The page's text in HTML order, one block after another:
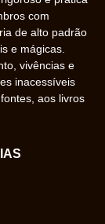
com
de alto padrão
e mágicas.
vivências e
inacessíveis
aos livros